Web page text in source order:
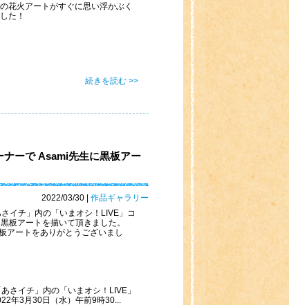
花火アートがすぐに思い浮かぶく
た！
続きを読む >>
ーで Asami先生に黒板アー
2022/03/30 | 作品ギャラリー
イチ」内の「いまオシ！LIVE」コ
板アートを描いて頂きました。
アートをありがとうございまし
さイチ」内の「いまオシ！LIVE」
年3月30日（水）午前9時30...